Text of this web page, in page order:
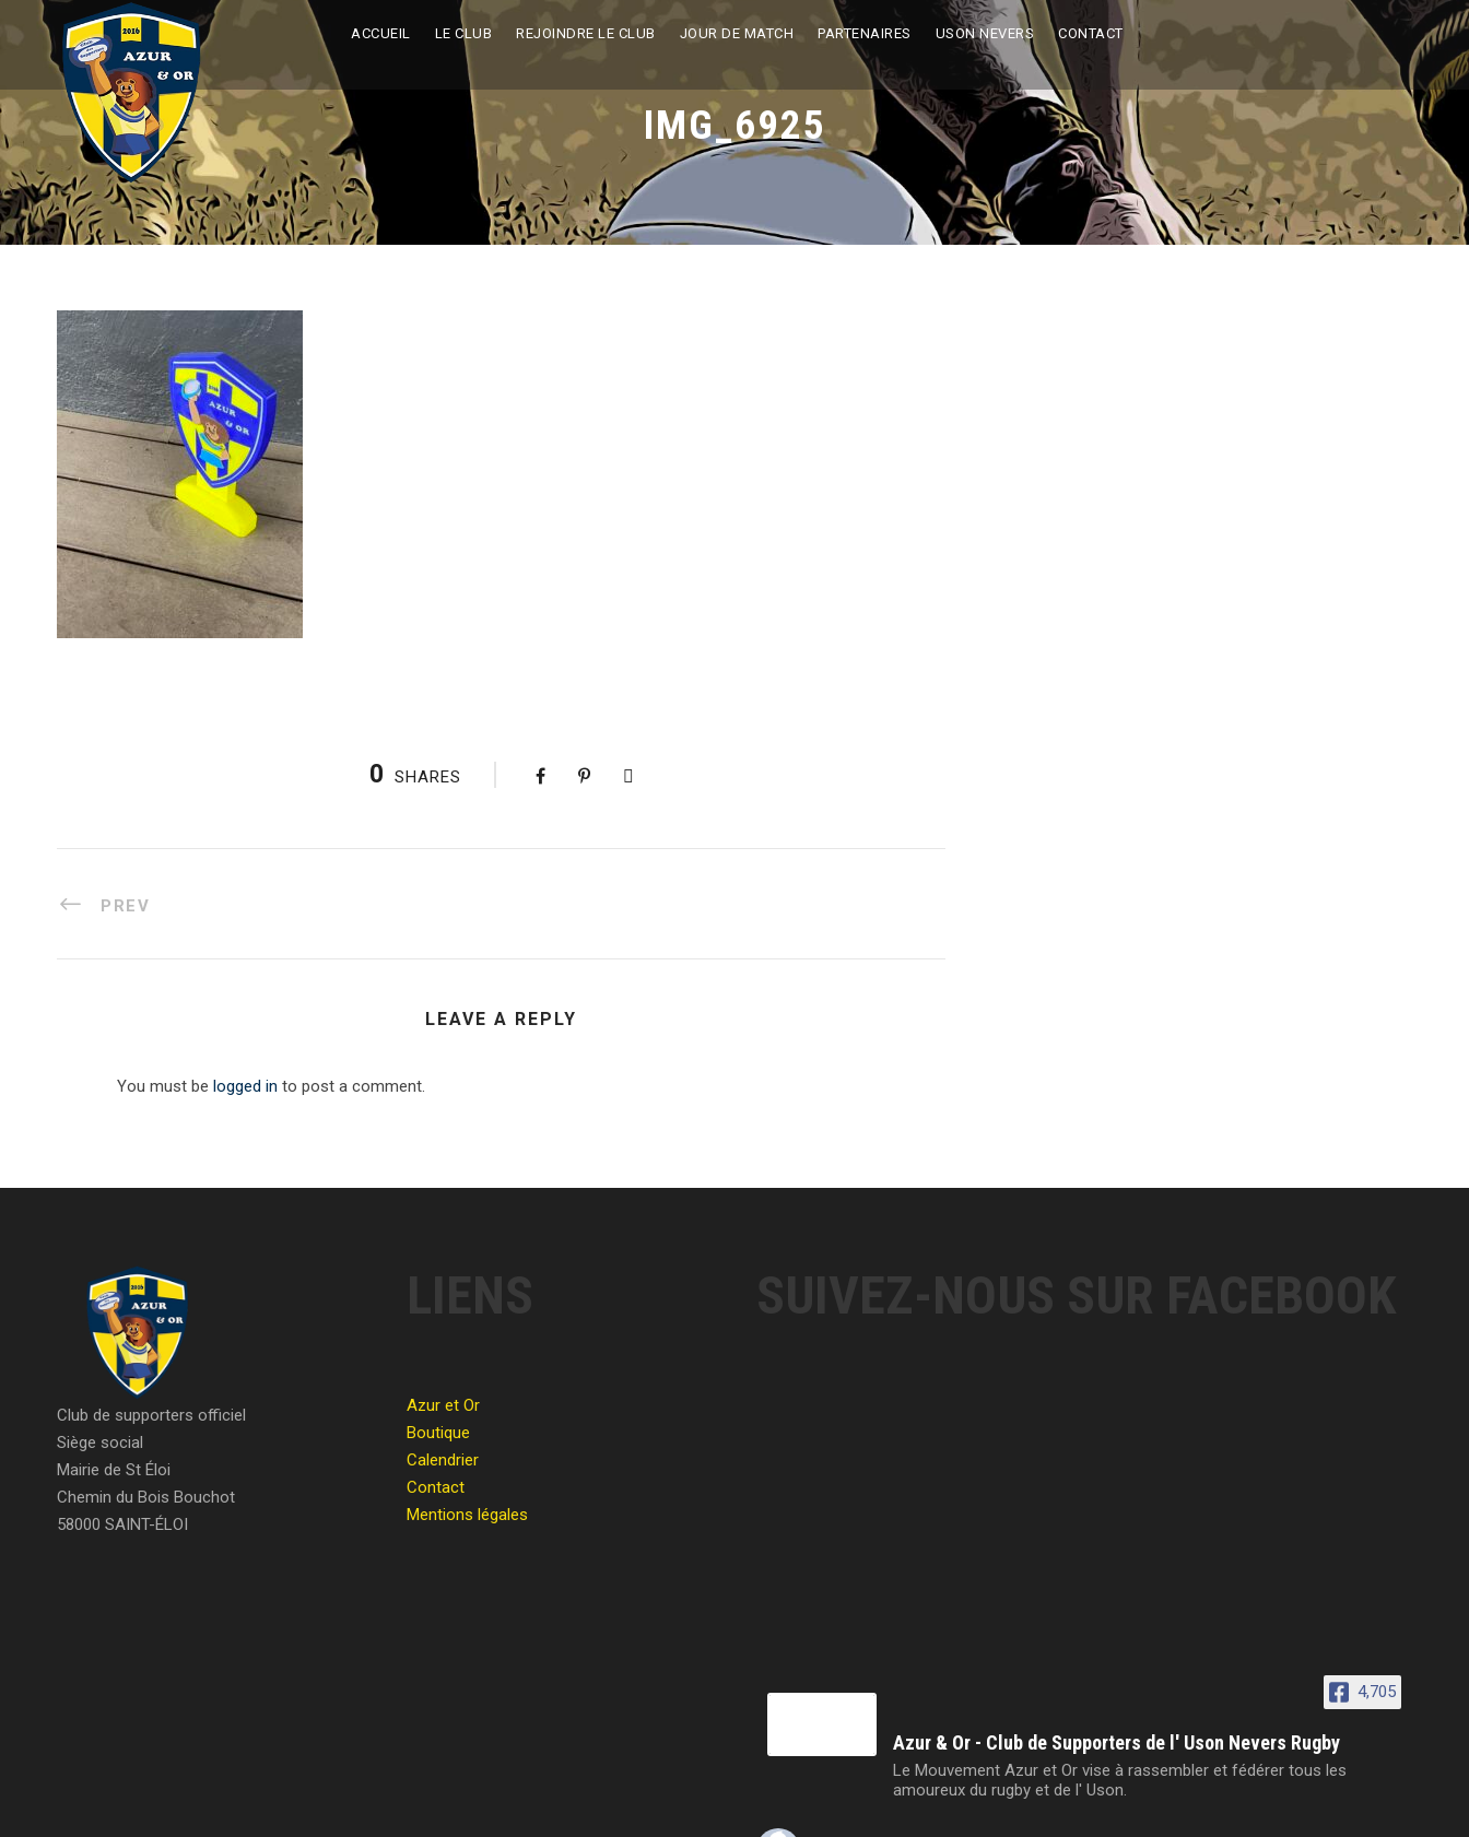
ACCUEIL LE CLUB REJOINDRE LE CLUB JOUR DE MATCH PARTENAIRES USON NEVERS CONTACT
IMG_6925
0 SHARES
PREV
LEAVE A REPLY
You must be logged in to post a comment.
Club de supporters officiel
Siège social
Mairie de St Éloi
Chemin du Bois Bouchot
58000 SAINT-ÉLOI
LIENS
Azur et Or
Boutique
Calendrier
Contact
Mentions légales
SUIVEZ-NOUS SUR FACEBOOK
4,705
Azur & Or - Club de Supporters de l' Uson Nevers Rugby
Le Mouvement Azur et Or vise à rassembler et fédérer tous les
amoureux du rugby et de l' Uson.